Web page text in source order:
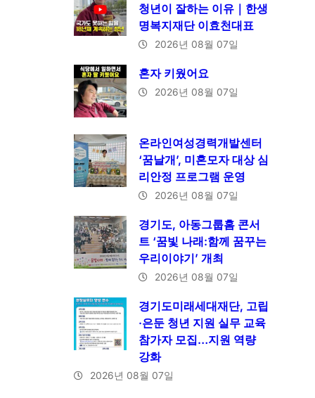
청년이 잘하는 이유｜한생
명복지재단 이효천대표
2026년 08월 07일
혼자 키웠어요
2026년 08월 07일
온라인여성경력개발센터
‘꿈날개’, 미혼모자 대상 심
리안정 프로그램 운영
2026년 08월 07일
경기도, 아동그룹홈 콘서
트 ‘꿈빛 나래:함께 꿈꾸는
우리이야기’ 개최
2026년 08월 07일
경기도미래세대재단, 고립
·은둔 청년 지원 실무 교육
참가자 모집…지원 역량
강화
2026년 08월 07일